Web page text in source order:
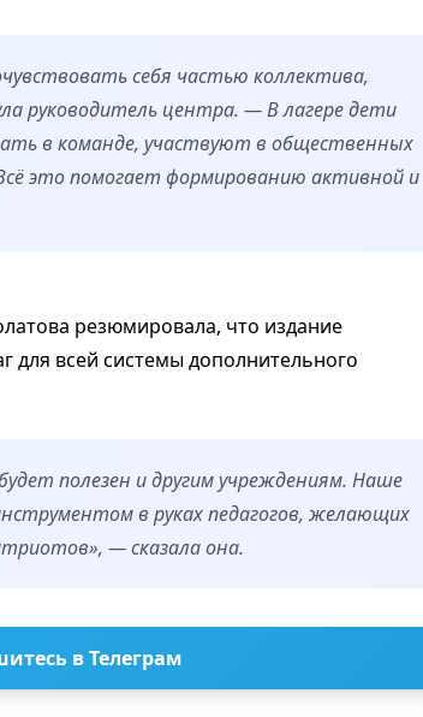
себя частью коллектива,
руководитель центра. — В лагере дети
в команде, участвуют в общественных
это помогает формированию активной и
резюмировала, что издание
всей системы дополнительного
полезен и другим учреждениям. Наше
в руках педагогов, желающих
— сказала она.
в Телеграм